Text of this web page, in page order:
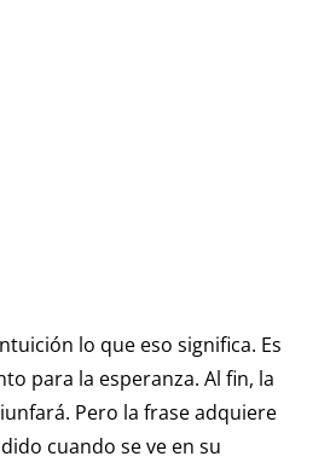
lo que eso significa. Es
para la esperanza. Al fin, la
Pero la frase adquiere
cuando se ve en su